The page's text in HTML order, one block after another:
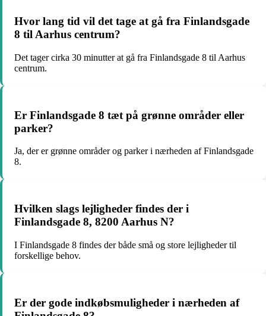
Hvor lang tid vil det tage at gå fra Finlandsgade
8 til Aarhus centrum?
Det tager cirka 30 minutter at gå fra Finlandsgade 8 til Aarhus
centrum.
Er Finlandsgade 8 tæt på grønne områder eller
parker?
Ja, der er grønne områder og parker i nærheden af Finlandsgade
8.
Hvilken slags lejligheder findes der i
Finlandsgade 8, 8200 Aarhus N?
I Finlandsgade 8 findes der både små og store lejligheder til
forskellige behov.
Er der gode indkøbsmuligheder i nærheden af